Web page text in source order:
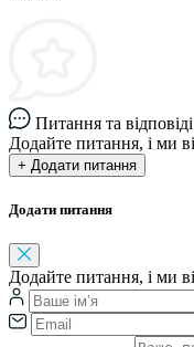
Питання та відповіді
Додайте питання, і ми
+ Додати питання
Додати питання
Додайте питання, і ми